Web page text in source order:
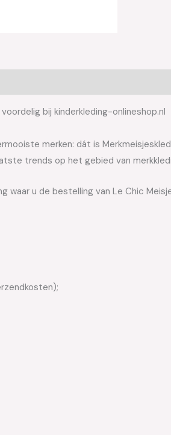
bij kinderkleding-onlineshop.nl
merken: dát is
trends op het gebied van
waar u de bestelling van Le Chic